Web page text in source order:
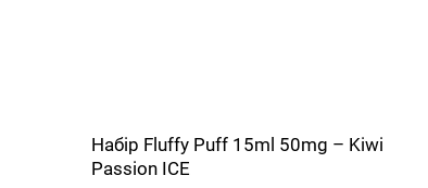
Набір Fluffy Puff 15ml 50mg – Kiwi
Passion ICE